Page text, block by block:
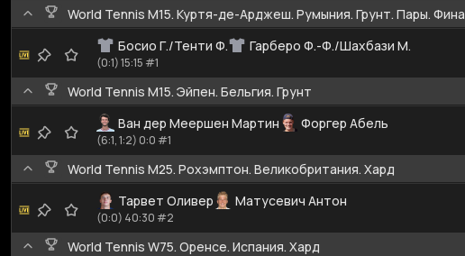
World Tennis M15. Куртя-де-Арджеш. Румыния. Грунт. Пары.
Босио Г./Тенти Ф.
Гарберо Ф.-Ф./Шахбази М.
(0:1) 15:15 #1
World Tennis M15. Эйпен. Бельгия. Грунт
Ван дер Меершен Мартин
Форгер Абель
(6:1, 1:2) 0:0 #1
World Tennis M25. Рохэмптон. Великобритания. Хард
Тарвет Оливер
Матусевич Антон
(0:0) 40:30 #2
World Tennis W75. Оренсе. Испания. Хард